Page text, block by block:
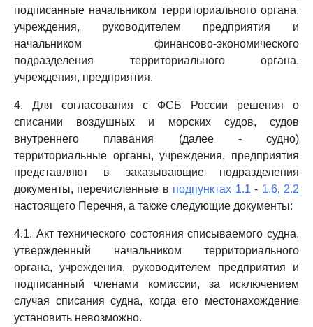
подписанные начальником территориального органа,
учреждения, руководителем предприятия и
начальником финансово-экономического
подразделения территориального органа,
учреждения, предприятия.
4. Для согласования с ФСБ России решения о
списании воздушных и морских судов, судов
внутреннего плавания (далее - судно)
территориальные органы, учреждения, предприятия
представляют в заказывающие подразделения
документы, перечисленные в подпунктах 1.1 - 1.6, 2.2
настоящего Перечня, а также следующие документы:
4.1. Акт технического состояния списываемого судна,
утвержденный начальником территориального
органа, учреждения, руководителем предприятия и
подписанный членами комиссии, за исключением
случая списания судна, когда его местонахождение
установить невозможно.